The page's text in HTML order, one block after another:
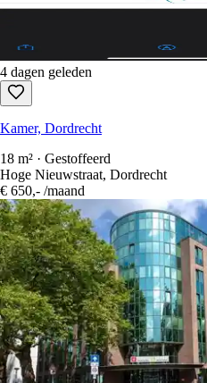
Kamer, Dordrecht
Lijnbaan, Dordrecht
€ 900,- /maand
4 dagen geleden
Kamer, Dordrecht